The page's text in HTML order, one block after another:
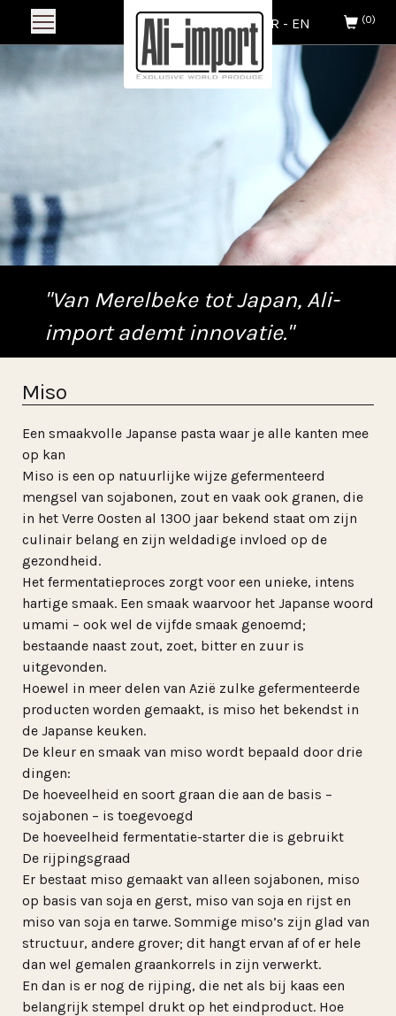
(0)
NL- FR - EN
"Van Merelbeke tot Japan, Ali-
import ademt innovatie."
Miso
Een smaakvolle Japanse pasta waar je alle kanten mee
op kan
Miso is een op natuurlijke wijze gefermenteerd
mengsel van sojabonen, zout en vaak ook granen, die
in het Verre Oosten al 1300 jaar bekend staat om zijn
culinair belang en zijn weldadige invloed op de
gezondheid.
Het fermentatieproces zorgt voor een unieke, intens
hartige smaak. Een smaak waarvoor het Japanse woord
umami – ook wel de vijfde smaak genoemd;
bestaande naast zout, zoet, bitter en zuur is
uitgevonden.
Hoewel in meer delen van Azië zulke gefermenteerde
producten worden gemaakt, is miso het bekendst in
de Japanse keuken.
De kleur en smaak van miso wordt bepaald door drie
dingen:
De hoeveelheid en soort graan die aan de basis –
sojabonen – is toegevoegd
De hoeveelheid fermentatie-starter die is gebruikt
De rijpingsgraad
Er bestaat miso gemaakt van alleen sojabonen, miso
op basis van soja en gerst, miso van soja en rijst en
miso van soja en tarwe. Sommige miso’s zijn glad van
structuur, andere grover; dit hangt ervan af of er hele
dan wel gemalen graankorrels in zijn verwerkt.
En dan is er nog de rijping, die net als bij kaas een
belangrijk stempel drukt op het eindproduct. Hoe